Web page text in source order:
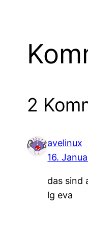
2
avelinux
16.
das sind
lg eva